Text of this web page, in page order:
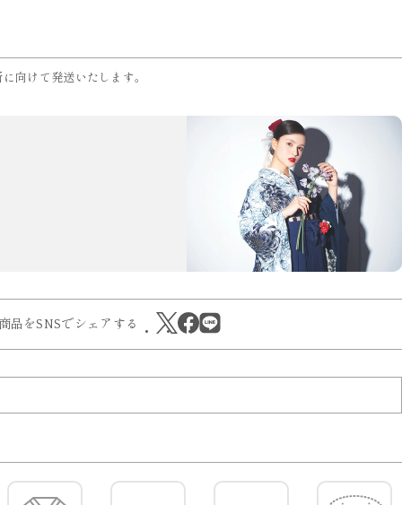
向けて発送いたします。
品をSNSでシェアする